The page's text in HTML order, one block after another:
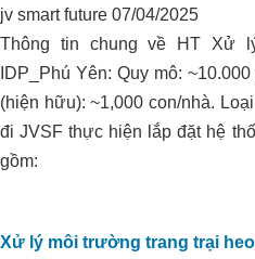
jv smart future 07/04/2025
Thông tin chung về HT Xử
IDP_Phú Yên: Quy mô:
(hiện hữu): ~1,000 con/nhà.
đi JVSF thực hiện lắp đặt hệ
gồm:
Xử lý môi trường trang trại